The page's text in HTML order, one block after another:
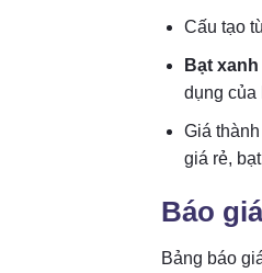
Cấu tạo
Bạt
dụng của
Giá
giá rẻ,
Báo
Bảng báo